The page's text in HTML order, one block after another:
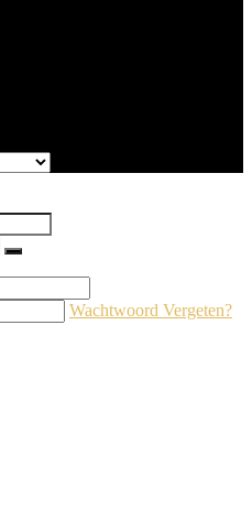
Wachtwoord Vergeten?